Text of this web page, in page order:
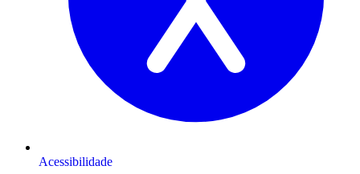
Acessibilidade